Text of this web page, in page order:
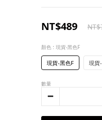
NT$489
顏色 : 現貨-黑色F
現貨-黑色F 現貨
數量